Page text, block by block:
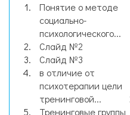
Понятие о методе
социально-
психологического...
Слайд №2
Слайд №3
в отличие от
психотерапии цели
тренинговой...
Тренинговые группы